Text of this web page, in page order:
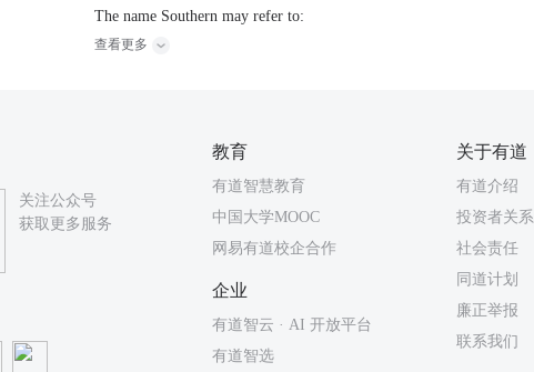
The name Southern may refer to:
查看更多
关注公众号
获取更多服务
教育
有道智慧教育
中国大学MOOC
网易有道校企合作
关于有道
有道介绍
投资者关系
社会责任
同道计划
廉正举报
联系我们
企业
有道智云 · AI 开放平台
有道智选